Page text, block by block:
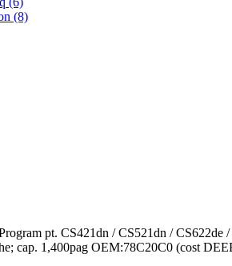
(8)
pt. CS421dn / CS521dn / CS622de
cap. 1,400pag OEM:78C20C0 (cost